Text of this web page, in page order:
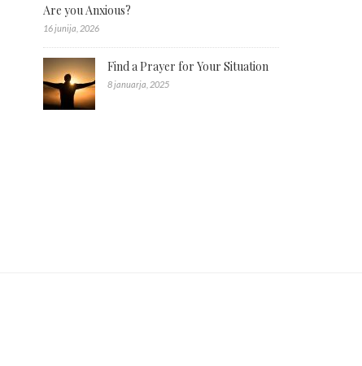
Are you Anxious?
16 junija, 2026
Find a Prayer for Your Situation
8 januarja, 2025